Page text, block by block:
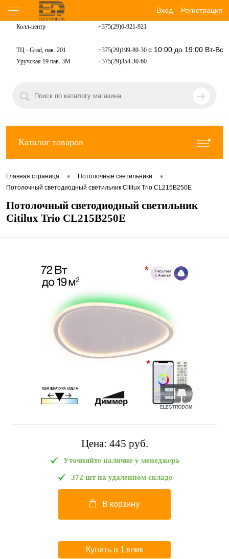
Вход Регистрация
Колл-центр +375(29)6-921-921
ТЦ - Grad, пав. 201 +375(29)199-80-30 с 10:00 до 19:00 Вт-Вс
Уручская 19 пав. 3М +375(29)354-30-60
Каталог товаров
Главная страница • Потолочные светильники •
Потолочный светодиодный светильник Citilux Trio CL215B250E
Потолочный светодиодный светильник
Citilux Trio CL215B250E
Цена: 445 pуб.
Уточняйте наличие у менеджера
372 шт на удаленном складе
В корзину
Купить в 1 клик